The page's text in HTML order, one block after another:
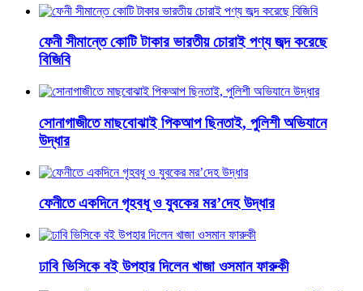
ফেনী সীমান্তে কোটি টাকার ভারতীয় চোরাই পণ্য জব্দ করেছে
বিজিবি
সোনাগাজীতে মাছবোঝাই পিকআপ ছিনতাই, পুলিশী অভিযানে
উদ্ধার
ফেনীতে একদিনে গৃহবধূ ও যুবকের মর’দেহ উদ্ধার
ঢাবি ভিসিকে বই উপহার দিলেন খাজা ওসমান ফারুকী